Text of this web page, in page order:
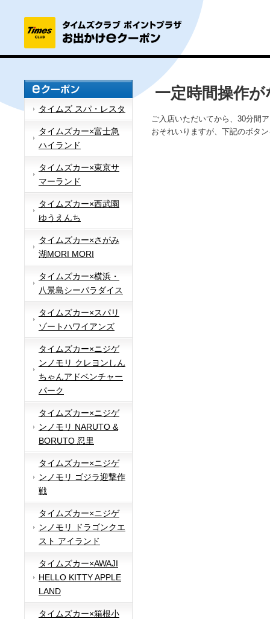
タイムズ スパ・レスタ
タイムズカー×富士急
ハイランド
タイムズカー×東京サ
マーランド
タイムズカー×西武園
ゆうえんち
タイムズカー×さがみ
湖MORI MORI
タイムズカー×横浜・
八景島シーパラダイス
タイムズカー×スパリ
ゾートハワイアンズ
タイムズカー×ニジゲ
ンノモリ クレヨンしん
ちゃんアドベンチャー
パーク
タイムズカー×ニジゲ
ンノモリ NARUTO &
BORUTO 忍里
タイムズカー×ニジゲ
ンノモリ ゴジラ迎撃作
戦
タイムズカー×ニジゲ
ンノモリ ドラゴンクエ
スト アイランド
タイムズカー×AWAJI
HELLO KITTY APPLE
LAND
タイムズカー×箱根小
一定時間操作
ご入店いただいてから、30分間
おそれいりますが、下記のボタ